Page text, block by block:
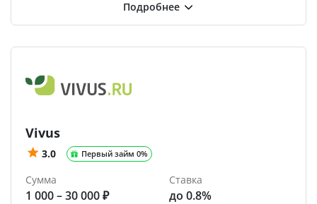
Vivus
3.0 Первый займ 0%
Сумма
1 000 – 30 000 ₽
Ставка
до 0.8%